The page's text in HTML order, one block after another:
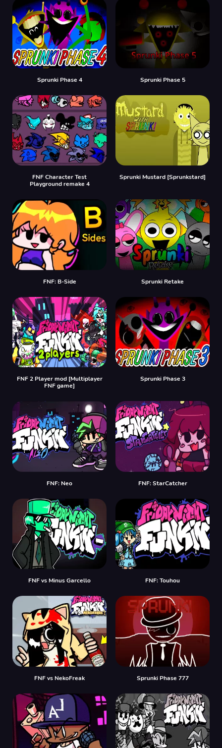
Sprunki Phase 4 Sprunki Phase 5
FNF Character Test
Playground remake 4
Sprunki Mustard [Sprunkstard]
FNF: B-Side Sprunki Retake
FNF 2 Player mod [Multiplayer
FNF game]
Sprunki Phase 3
FNF: Neo FNF: StarCatcher
FNF vs Minus Garcello FNF: Touhou
FNF vs NekoFreak Sprunki Phase 777